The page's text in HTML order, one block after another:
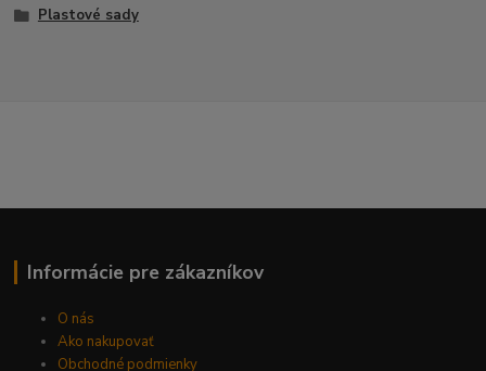
Plastové sady
Informácie pre zákazníkov
O nás
Ako nakupovať
Obchodné podmienky